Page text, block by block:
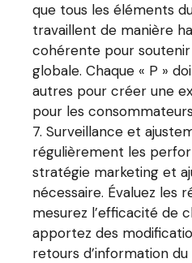
que tous les éléments
travaillent de manière
cohérente pour
globale. Chaque « P »
autres pour créer une
pour les
Surveillance et
régulièrement les
stratégie marketing et
nécessaire. Évaluez les
mesurez l’efficacité de
apportez des
retours d’information